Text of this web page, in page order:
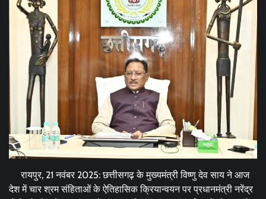
रायपुर, 21 नवंबर 2025: छत्तीसगढ़ के मुख्यमंत्री विष्णु देव साय ने आज
देश में चार श्रम संहिताओं के ऐतिहासिक क्रियान्वयन पर प्रधानमंत्री नरेंद्र